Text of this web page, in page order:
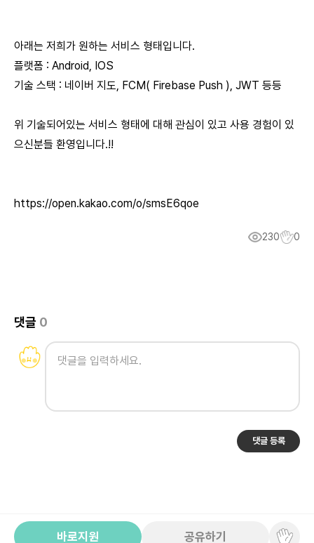
아래는 저희가 원하는 서비스 형태입니다.
플랫폼 : Android, IOS
기술 스택 : 네이버 지도, FCM( Firebase Push ), JWT 등등
위 기술되어있는 서비스 형태에 대해 관심이 있고 사용 경험이 있
으신분들 환영입니다.!!
https://open.kakao.com/o/smsE6qoe
230 0
댓글 0
댓글 등록
바로지원 공유하기